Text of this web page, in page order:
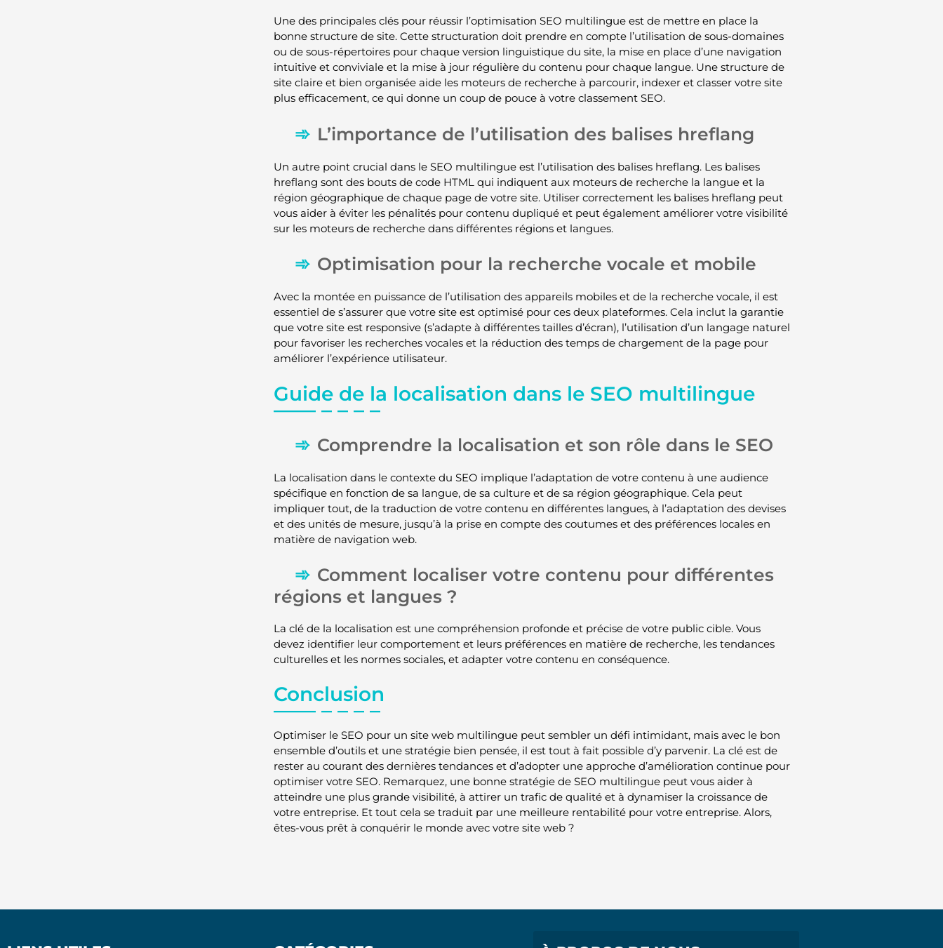
Une des principales clés pour réussir l’optimisation SEO multilingue est de mettre en place la
bonne structure de site. Cette structuration doit prendre en compte l’utilisation de sous-domaines
ou de sous-répertoires pour chaque version linguistique du site, la mise en place d’une navigation
intuitive et conviviale et la mise à jour régulière du contenu pour chaque langue. Une structure de
site claire et bien organisée aide les moteurs de recherche à parcourir, indexer et classer votre site
plus efficacement, ce qui donne un coup de pouce à votre classement SEO.
L’importance de l’utilisation des balises hreflang
Un autre point crucial dans le SEO multilingue est l’utilisation des balises hreflang. Les balises
hreflang sont des bouts de code HTML qui indiquent aux moteurs de recherche la langue et la
région géographique de chaque page de votre site. Utiliser correctement les balises hreflang peut
vous aider à éviter les pénalités pour contenu dupliqué et peut également améliorer votre visibilité
sur les moteurs de recherche dans différentes régions et langues.
Optimisation pour la recherche vocale et mobile
Avec la montée en puissance de l’utilisation des appareils mobiles et de la recherche vocale, il est
essentiel de s’assurer que votre site est optimisé pour ces deux plateformes. Cela inclut la garantie
que votre site est responsive (s’adapte à différentes tailles d’écran), l’utilisation d’un langage naturel
pour favoriser les recherches vocales et la réduction des temps de chargement de la page pour
améliorer l’expérience utilisateur.
Guide de la localisation dans le SEO multilingue
Comprendre la localisation et son rôle dans le SEO
La localisation dans le contexte du SEO implique l’adaptation de votre contenu à une audience
spécifique en fonction de sa langue, de sa culture et de sa région géographique. Cela peut
impliquer tout, de la traduction de votre contenu en différentes langues, à l’adaptation des devises
et des unités de mesure, jusqu’à la prise en compte des coutumes et des préférences locales en
matière de navigation web.
Comment localiser votre contenu pour différentes
régions et langues ?
La clé de la localisation est une compréhension profonde et précise de votre public cible. Vous
devez identifier leur comportement et leurs préférences en matière de recherche, les tendances
culturelles et les normes sociales, et adapter votre contenu en conséquence.
Conclusion
Optimiser le SEO pour un site web multilingue peut sembler un défi intimidant, mais avec le bon
ensemble d’outils et une stratégie bien pensée, il est tout à fait possible d’y parvenir. La clé est de
rester au courant des dernières tendances et d’adopter une approche d’amélioration continue pour
optimiser votre SEO. Remarquez, une bonne stratégie de SEO multilingue peut vous aider à
atteindre une plus grande visibilité, à attirer un trafic de qualité et à dynamiser la croissance de
votre entreprise. Et tout cela se traduit par une meilleure rentabilité pour votre entreprise. Alors,
êtes-vous prêt à conquérir le monde avec votre site web ?